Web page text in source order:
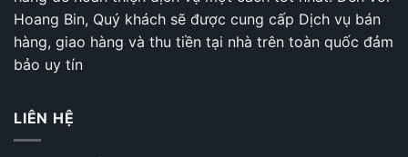
Hoang Bin, Quý khách sẽ được cung cấp Dịch vụ bán
hàng, giao hàng và thu tiền tại nhà trên toàn quốc đảm
bảo uy tín
LIÊN HỆ